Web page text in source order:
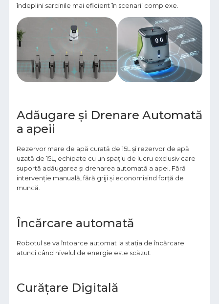
îndeplini sarcinile mai eficient în scenarii complexe.
Adăugare și Drenare Automată
a apeii
Rezervor mare de apă curată de 15L și rezervor de apă
uzată de 15L, echipate cu un spațiu de lucru exclusiv care
suportă adăugarea și drenarea automată a apei. Fără
intervenție manuală, fără griji și economisind forță de
muncă.
Încărcare automată
Robotul se va întoarce automat la stația de încărcare
atunci când nivelul de energie este scăzut.
Curățare Digitală